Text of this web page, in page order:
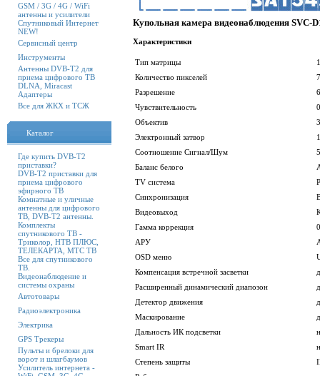
GSM / 3G / 4G / WiFi
антенны и усилители
Спутниковый Интернет
NEW!
Сервисный центр
Инструменты
Антенны DVB-T2 для
приема цифрового ТВ
DLNA, Miracast
Адаптеры
Все для ЖКХ и ТСЖ
Каталог
Где купить DVB-T2
приставки?
DVB-T2 приставки для
приема цифрового
эфирного ТВ
Комнатные и уличные
антенны для цифрового
ТВ, DVB-T2 антенны.
Комплекты
спутникового ТВ -
Триколор, НТВ ПЛЮС,
ТЕЛЕКАРТА, МТС ТВ
Все для спутникового
ТВ.
Видеонаблюдение и
системы охраны
Автотовары
Радиоэлектроника
Электрика
GPS Трекеры
Пульты и брелоки для
ворот и шлагбаумов
Усилитель интернета -
Купольная камера видеонаблюдения SVC-
Характеристики
Тип матрицы
Количество пикселей
Разрешение
Чувствительность
Объектив
Электронный затвор
Соотношение Сигнал/Шум
Баланс белого
TV система
Синхронизация
Видеовыход
Гамма коррекция
АРУ
OSD меню
Компенсация встречной засветки
Расширенный динамический диапозон
Детектор движения
Маскирование
Дальность ИК подсветки
Smart IR
Степень защиты